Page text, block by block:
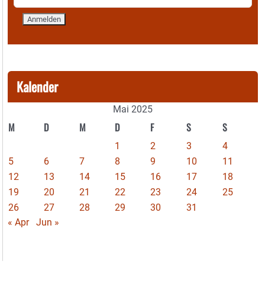
Kalender
Mai 2025
M D M D F S S
1 2 3
4
5
6 7 8 9 10
11
12
13 14 15 16 17
18
19
20 21 22 23 24
25
26
27 28 29 30
31
« Apr
Jun »